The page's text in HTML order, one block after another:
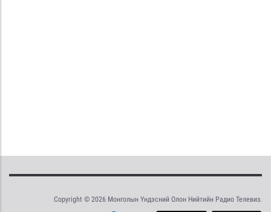
Copyright © 2026 Монголын Үндэсний Олон Нийтийн Радио Телевиз.